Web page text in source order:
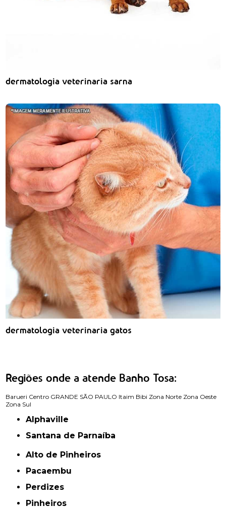
dermatologia veterinaria sarna
dermatologia veterinaria gatos
Regiões onde a atende Banho Tosa:
Barueri Centro GRANDE SÃO PAULO Itaim Bibi Zona Norte Zona Oeste
Zona Sul
Alphaville
Santana de Parnaíba
Alto de Pinheiros
Pacaembu
Perdizes
Pinheiros